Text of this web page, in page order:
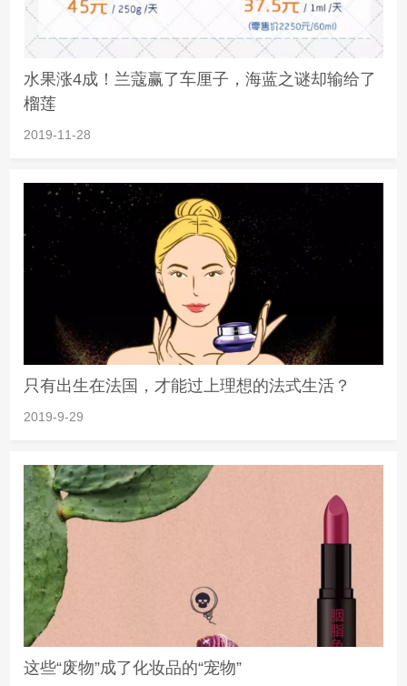
水果涨4成！兰蔻赢了车厘子，海蓝之谜却输给了
榴莲
2019-11-28
只有出生在法国，才能过上理想的法式生活？
2019-9-29
这些“废物”成了化妆品的“宠物”